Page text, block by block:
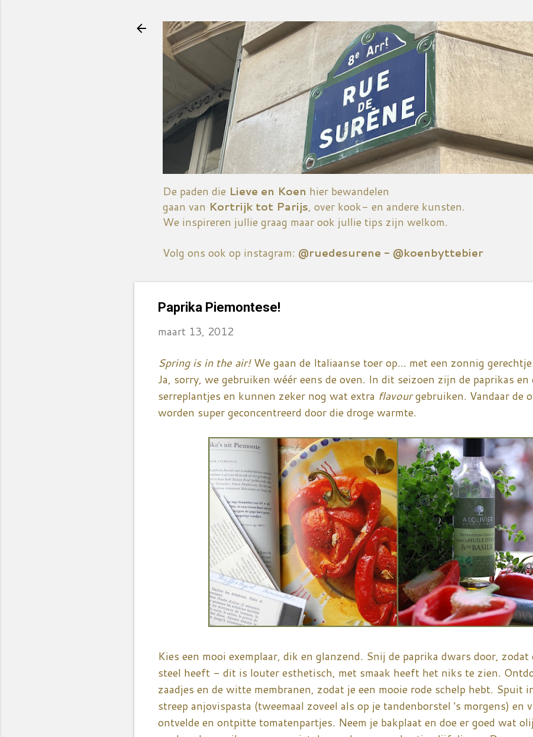
De paden die Lieve en Koen hier bewandelen
gaan van Kortrijk tot Parijs, over kook- en andere kunsten.
We inspireren jullie graag maar ook jullie tips zijn welkom.
Volg ons ook op instagram: @ruedesurene - @koenbyttebier
Paprika Piemontese!
maart 13, 2012
Spring is in the air!We gaan de Italiaanse toer op... met een zonnig
Ja, sorry, we gebruiken wéér eens de oven. In dit seizoen zijn de paprikas
serreplantjes en kunnen zeker nog wat extra flavourgebruiken. Vandaar de
worden super geconcentreerd door die droge warmte.
Kies een mooi exemplaar, dik en glanzend. Snij de paprika dwars door,
steel heeft - dit is louter esthetisch, met smaak heeft het niks te zien.
zaadjes en de witte membranen, zodat je een mooie rode schelp hebt. Spuit
streep anjovispasta (tweemaal zoveel als op je tandenborstel 's morgens) en
ontvelde en ontpitte tomatenpartjes. Neem je bakplaat en doe er goed wat